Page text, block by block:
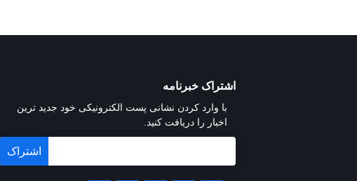
اشتراک خبرنامه
با وارد کردن نشانی پست الکترونیکی خود جدید ترین
اخبار را دریافت کنید.